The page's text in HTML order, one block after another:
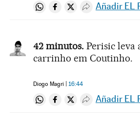
Compartir en Whatsapp
Compartir en Facebook
Compartir en
Desplegar
Añadir EL
42 minutos. Perisic leva
carrinho em Coutinho.
Diogo Magri 16:44
Compartir en Whatsapp
Compartir en Facebook
Compartir en
Desplegar
Añadir EL